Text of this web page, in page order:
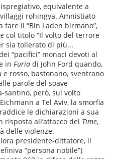
equivalente a
rohingya. Amnistiato
il “Bin Laden birmano”,
col titolo “Il volto del terrore
sia tollerato di più...
“pacifici” monaci devoti al
inFuria di John Ford quando,
rosso, bastonano, sventrano
parole del soave
santino, però, sul volto
a Tel Aviv, la smorfia
le dichiarazioni a sua
all’attacco del Time,
delle violenze.
presidente-dittatore, il
“persona nobile”)